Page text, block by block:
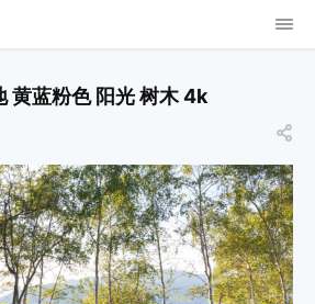
黄蓝粉色 阳光 树木 4k